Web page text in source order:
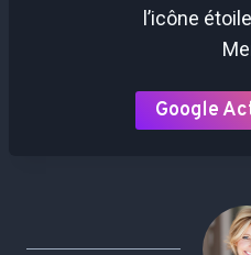
l’icône
Google